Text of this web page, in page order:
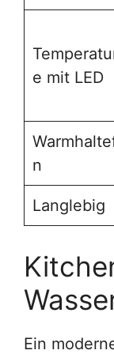
e mit LED
n
Langlebig
Ein